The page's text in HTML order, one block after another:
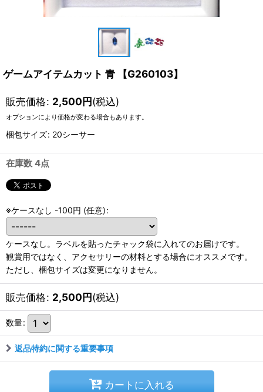
ゲームアイテムカット 青 【G260103】
販売価格: 2,500円(税込)
オプションにより価格が変わる場合もあります。
梱包サイズ: 20シーサー
在庫数 4点
※ケースなし -100円 (任意):
ケースなし。ラベルを貼ったチャック袋に入れてのお届けです。
観賞用ではなく、アクセサリーの材料とする場合にオススメです。
ただし、梱包サイズは変更になりません。
販売価格: 2,500円(税込)
数量:
返品特約に関する重要事項
カートに入れる